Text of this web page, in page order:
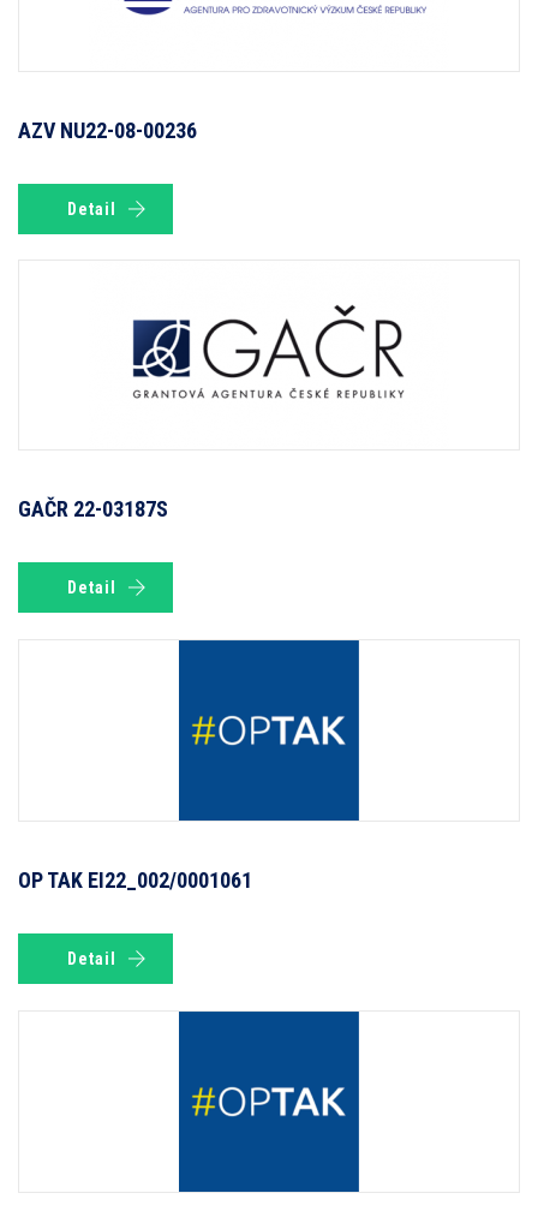
AZV NU22-08-00236
Detail
GAČR 22-03187S
Detail
OP TAK EI22_002/0001061
Detail